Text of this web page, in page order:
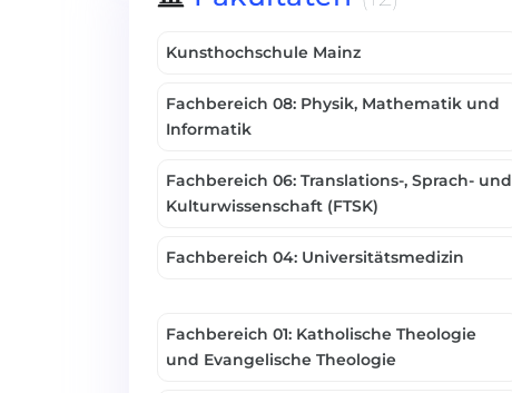
Kunsthochschule Mainz
Fachbereich 08: Physik, Mathematik und
Informatik
Fachbereich 06: Translations-, Sprach- und
Kulturwissenschaft (FTSK)
Fachbereich 04: Universitätsmedizin
Fachbereich 01: Katholische Theologie
und Evangelische Theologie